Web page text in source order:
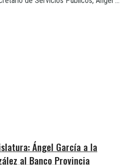
Ángel García a la
al Banco Provincia